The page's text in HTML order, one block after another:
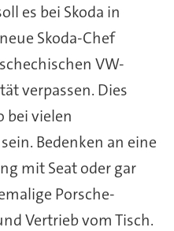
es bei Skoda in
Skoda-Chef
VW-
verpassen. Dies
bei vielen
Bedenken an eine
mit Seat oder gar
Porsche-
Vertrieb vom Tisch.